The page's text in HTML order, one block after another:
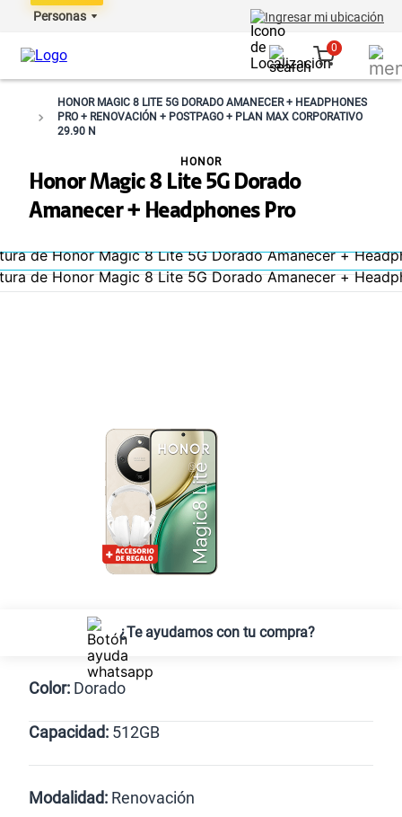
Personas Ingresar mi ubicación
0
HONOR MAGIC 8 LITE 5G DORADO AMANECER + HEADPHONES
PRO + RENOVACIÓN + POSTPAGO + PLAN MAX CORPORATIVO
29.90 N
Honor Magic 8 Lite 5G Dorado
Amanecer + Headphones Pro
HONOR
¿Te ayudamos con tu compra?
Color: Dorado
Capacidad: 512GB
512GB
Modalidad: Renovación